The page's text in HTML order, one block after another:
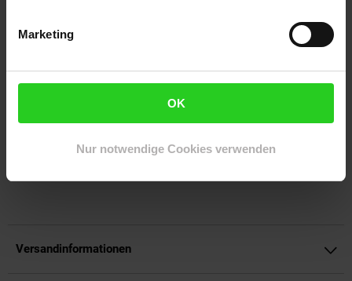
Marketing
OK
Nur notwendige Cookies verwenden
Kontaktaufladung macht das Laden so bequem wie nie zuvor.
Für maximalen Tragekomfort ist das Kopfband verstellbar,
H30R LED Kopfleuchte ist die ideale Wahl für alle, die Wert auf
EAN: 4008496021567
Versandinformationen